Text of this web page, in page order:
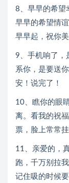
8、早早的希望
早早的希望情
早早起，祝你
9、手机响了，
系你，是要送
安！说完了！
10、瞧你的眼
离。看我的祝
票，脸上常常挂
11、亲爱的，
跑，千万别拉
记住吸的时候要